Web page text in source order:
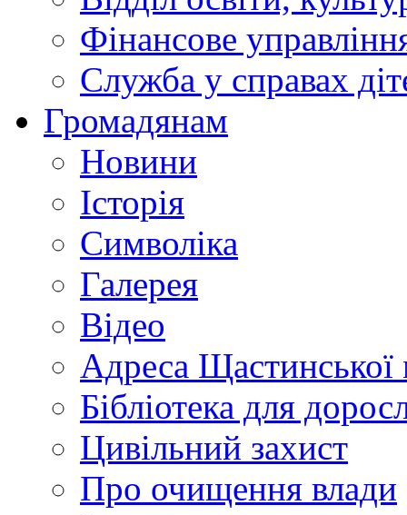
Фінансове
Служба у справах
Громадянам
Новини
Історія
Символіка
Галерея
Відео
Адреса Щастинської
Бібліотека для
Цивільний захист
Про очищення влади